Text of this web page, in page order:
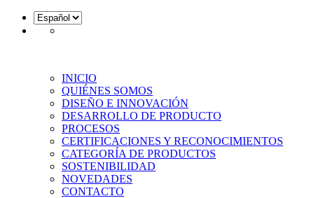
INICIO
QUIÉNES SOMOS
DISEÑO E INNOVACIÓN
DESARROLLO DE PRODUCTO
PROCESOS
CERTIFICACIONES Y RECONOCIMIENTOS
CATEGORÍA DE PRODUCTOS
SOSTENIBILIDAD
NOVEDADES
CONTACTO